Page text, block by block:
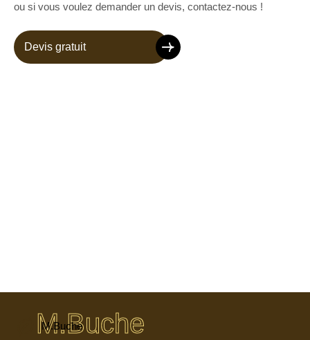
ou si vous voulez demander un devis, contactez-nous !
Devis gratuit
M.Buche
M.Buche